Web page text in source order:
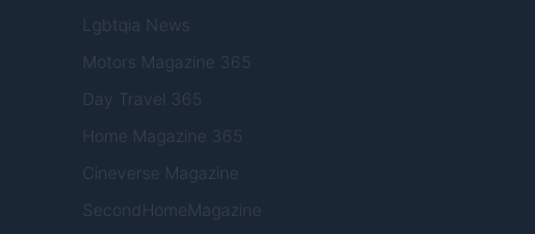
Lgbtqia News
Motors Magazine 365
Day Travel 365
Home Magazine 365
Cineverse Magazine
SecondHomeMagazine